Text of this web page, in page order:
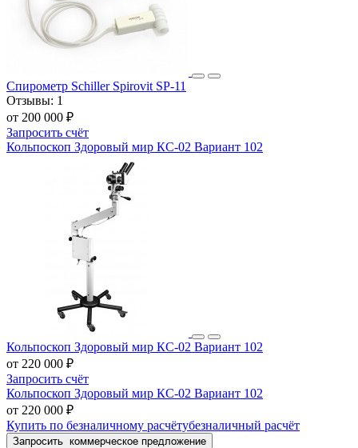
Спирометр Schiller Spirovit SP-11
Отзывы: 1
от 200 000 ₽
Запросить счёт
Кольпоскоп Здоровый мир КС-02 Вариант 102
Кольпоскоп Здоровый мир КС-02 Вариант 102
от 220 000 ₽
Запросить счёт
Кольпоскоп Здоровый мир КС-02 Вариант 102
от 220 000 ₽
Купить по безналичному расчётубезналичный расчёт
Запросить коммерческое предложение